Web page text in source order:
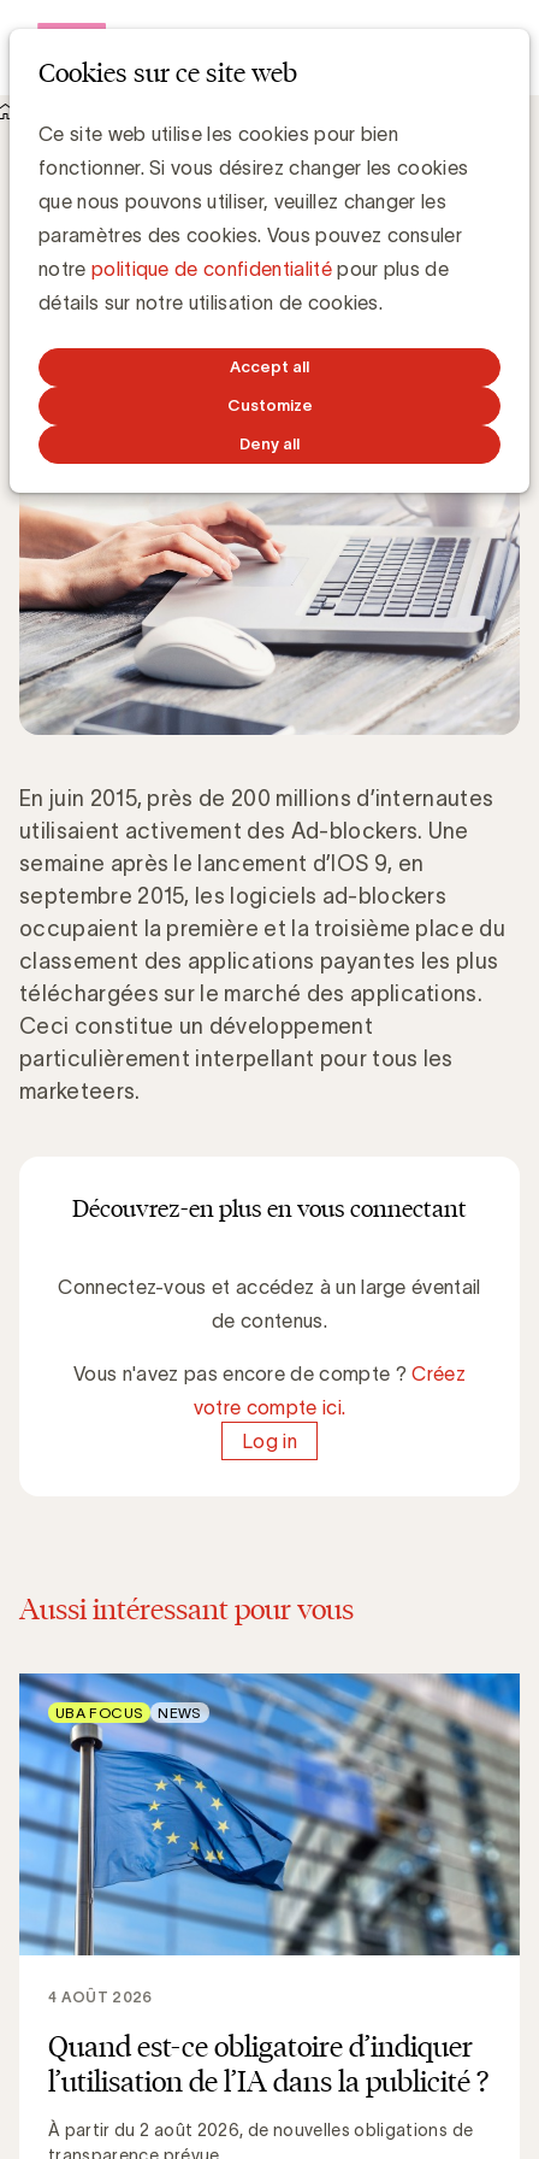
Cookies sur ce site web
Ce site web utilise les cookies pour bien
fonctionner. Si vous désirez changer les cookies
que nous pouvons utiliser, veuillez changer les
paramètres des cookies. Vous pouvez consuler
notre politique de confidentialitépour plus de
détails sur notre utilisation de cookies.
Accept all
Customize
Deny all
UBA Position Paper: Adblockers. Remettre l'Humain au centre
de nos préoccupations
UBA Position Paper: Adblockers.
Remettre l'Humain au centre de nos
préoccupations
28 JANVIER 2016
En juin 2015, près de 200 millions d’internautes
utilisaient activement des Ad-blockers. Une
semaine après le lancement d’IOS 9, en
septembre 2015, les logiciels ad-blockers
occupaient la première et la troisième place du
classement des applications payantes les plus
téléchargées sur le marché des applications.
Ceci constitue un développement
particulièrement interpellant pour tous les
marketeers.
Découvrez-en plus en vous connectant
Connectez-vous et accédez à un large éventail
de contenus.
Vous n'avez pas encore de compte ?Créez
votre compte ici.
Log in
Aussi intéressant pour vous
Quand est-ce obligatoire d’indiquer
l’utilisation de l’IA dans la publicité ?
À partir du 2 août 2026, de nouvelles obligations de
4 AOÛT 2026
UBA FOCUS NEWS